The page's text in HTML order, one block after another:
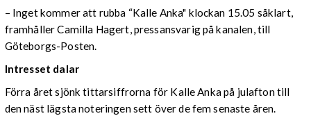
– Inget kommer att rubba “Kalle Anka" klockan 15.05 såklart,
framhåller Camilla Hagert, pressansvarig på kanalen, till
Göteborgs-Posten.
Intresset dalar
Förra året sjönk tittarsiffrorna för Kalle Anka på julafton till
den näst lägsta noteringen sett över de fem senaste åren.